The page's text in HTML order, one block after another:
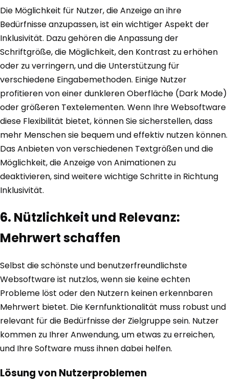
Die Möglichkeit für Nutzer, die Anzeige an ihre
Bedürfnisse anzupassen, ist ein wichtiger Aspekt der
Inklusivität. Dazu gehören die Anpassung der
Schriftgröße, die Möglichkeit, den Kontrast zu erhöhen
oder zu verringern, und die Unterstützung für
verschiedene Eingabemethoden. Einige Nutzer
profitieren von einer dunkleren Oberfläche (Dark Mode)
oder größeren Textelementen. Wenn Ihre Websoftware
diese Flexibilität bietet, können Sie sicherstellen, dass
mehr Menschen sie bequem und effektiv nutzen können.
Das Anbieten von verschiedenen Textgrößen und die
Möglichkeit, die Anzeige von Animationen zu
deaktivieren, sind weitere wichtige Schritte in Richtung
Inklusivität.
6. Nützlichkeit und Relevanz:
Mehrwert schaffen
Selbst die schönste und benutzerfreundlichste
Websoftware ist nutzlos, wenn sie keine echten
Probleme löst oder den Nutzern keinen erkennbaren
Mehrwert bietet. Die Kernfunktionalität muss robust und
relevant für die Bedürfnisse der Zielgruppe sein. Nutzer
kommen zu Ihrer Anwendung, um etwas zu erreichen,
und Ihre Software muss ihnen dabei helfen.
Lösung von Nutzerproblemen